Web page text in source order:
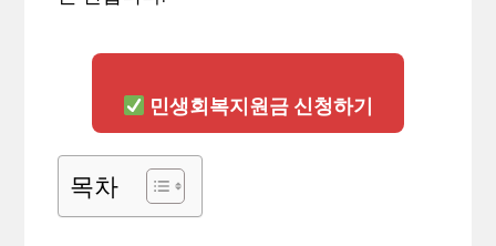
민생회복지원금 신청하기
목차